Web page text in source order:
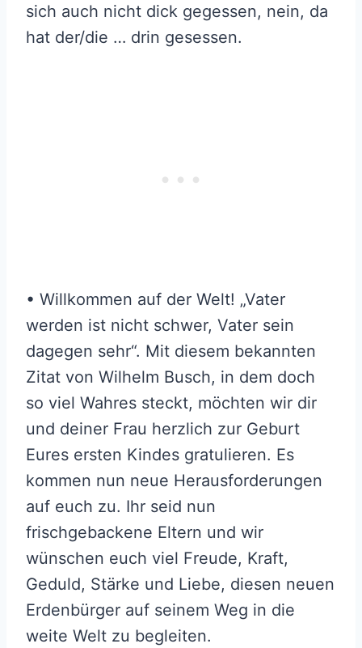
sich auch nicht dick gegessen, nein, da
hat der/die … drin gesessen.
• Willkommen auf der Welt! „Vater
werden ist nicht schwer, Vater sein
dagegen sehr“. Mit diesem bekannten
Zitat von Wilhelm Busch, in dem doch
so viel Wahres steckt, möchten wir dir
und deiner Frau herzlich zur Geburt
Eures ersten Kindes gratulieren. Es
kommen nun neue Herausforderungen
auf euch zu. Ihr seid nun
frischgebackene Eltern und wir
wünschen euch viel Freude, Kraft,
Geduld, Stärke und Liebe, diesen neuen
Erdenbürger auf seinem Weg in die
weite Welt zu begleiten.